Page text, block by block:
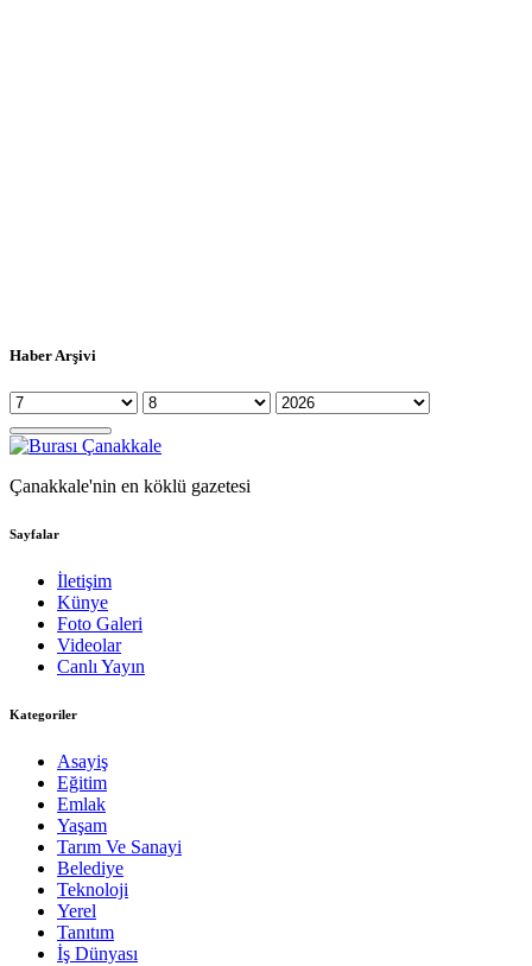
Haber Arşivi
Çanakkale'nin en köklü gazetesi
Sayfalar
İletişim
Künye
Foto Galeri
Videolar
Canlı Yayın
Kategoriler
Asayiş
Eğitim
Emlak
Yaşam
Tarım Ve Sanayi
Belediye
Teknoloji
Yerel
Tanıtım
İş Dünyası